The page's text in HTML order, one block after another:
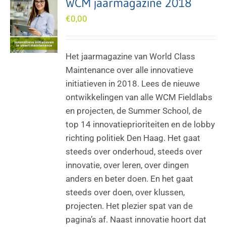
€0,00
Het jaarmagazine van World Class
Maintenance over alle innovatieve
initiatieven in 2018. Lees de nieuwe
ontwikkelingen van alle WCM Fieldlabs
en projecten, de Summer School, de
top 14 innovatieprioriteiten en de lobby
richting politiek Den Haag. Het gaat
steeds over onderhoud, steeds over
innovatie, over leren, over dingen
anders en beter doen. En het gaat
steeds over doen, over klussen,
projecten. Het plezier spat van de
pagina’s af. Naast innovatie hoort dat